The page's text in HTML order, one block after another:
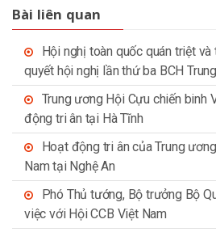
Bài liên quan
Hội nghị toàn quốc quán triệt
quyết hội nghị lần thứ ba BCH
Trung ương Hội Cựu chiến binh
động tri ân tại Hà Tĩnh
Hoạt động tri ân của Trung
Nam tại Nghệ An
Phó Thủ tướng, Bộ trưởng Bộ
việc với Hội CCB Việt Nam